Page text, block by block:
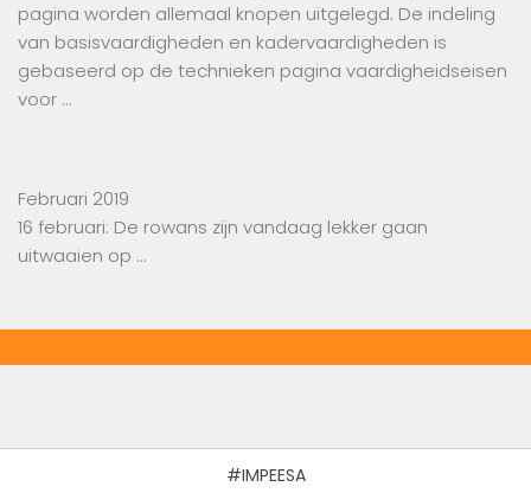
pagina worden allemaal knopen uitgelegd. De indeling
van basisvaardigheden en kadervaardigheden is
gebaseerd op de technieken pagina vaardigheidseisen
voor …
Februari 2019
16 februari: De rowans zijn vandaag lekker gaan
uitwaaien op …
#IMPEESA